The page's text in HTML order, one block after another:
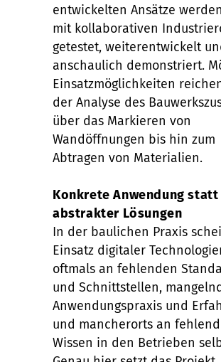
entwickelten Ansätze
mit kollaborativen
getestet, weiterentwickelt
anschaulich demonstriert.
Einsatzmöglichkeiten
der Analyse des
über das Markieren von
Wandöffnungen bis hin zum
Abtragen von Materialien.
Konkrete Anwendung statt
abstrakter Lösungen
In der baulichen Praxis
Einsatz digitaler
oftmals an fehlenden
und Schnittstellen,
Anwendungspraxis und
und mancherorts an
Wissen in den Betrieben